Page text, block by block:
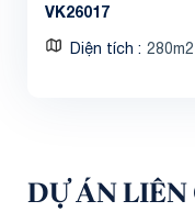
VK26017
Diện tích
DỰ ÁN LIÊN